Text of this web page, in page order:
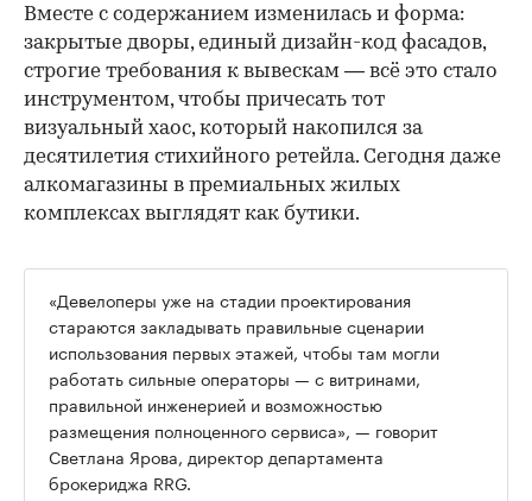
Вместе с содержанием изменилась и форма:
закрытые дворы, единый дизайн-код фасадов,
строгие требования к вывескам — всё это стало
инструментом, чтобы причесать тот
визуальный хаос, который накопился за
десятилетия стихийного ретейла. Сегодня даже
алкомагазины в премиальных жилых
комплексах выглядят как бутики.
00:00
«Девелоперы уже на стадии проектирования
стараются закладывать правильные сценарии
использования первых этажей, чтобы там могли
работать сильные операторы — с витринами,
правильной инженерией и возможностью
размещения полноценного сервиса», — говорит
Светлана Ярова, директор департамента
брокериджа RRG.